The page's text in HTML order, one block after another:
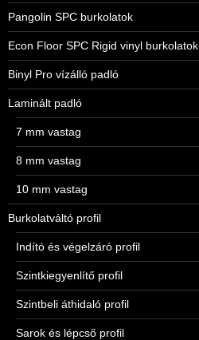
Pangolin SPC burkolatok
Econ Floor SPC Rigid vinyl burkolatok
Binyl Pro vízálló padló
Laminált padló
7 mm vastag
8 mm vastag
10 mm vastag
Burkolatváltó profil
Indító és végelzáró profil
Szintkiegyenlítő profil
Szintbeli áthidaló profil
Sarok és lépcső profil